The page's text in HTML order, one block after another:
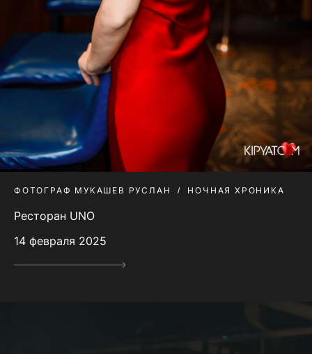
ФОТОГРАФ МУКАШЕВ РУСЛАН НОЧНАЯ ХРОНИКА
Ресторан UNO
14 февраля 2025